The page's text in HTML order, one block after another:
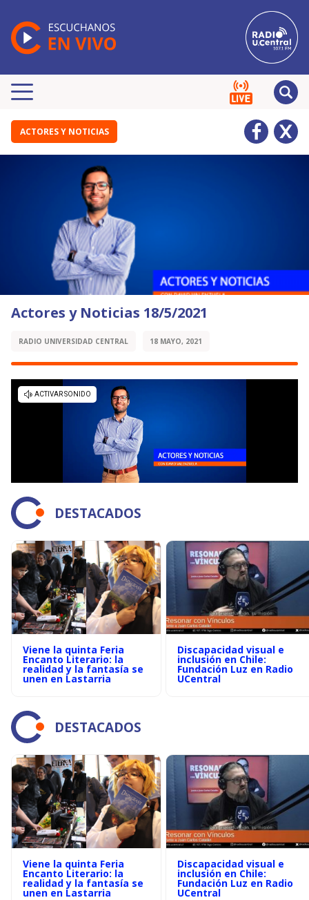
ACTORES Y NOTICIAS
Actores y Noticias 18/5/2021
RADIO UNIVERSIDAD CENTRAL 18 MAYO, 2021
DESTACADOS
Viene la quinta Feria
Encanto Literario: la
realidad y la fantasía se
unen en Lastarria
Discapacidad visual e
inclusión en Chile:
Fundación Luz en Radio
UCentral
DESTACADOS
Viene la quinta Feria
Encanto Literario: la
realidad y la fantasía se
unen en Lastarria
Discapacidad visual e
inclusión en Chile:
Fundación Luz en Radio
UCentral